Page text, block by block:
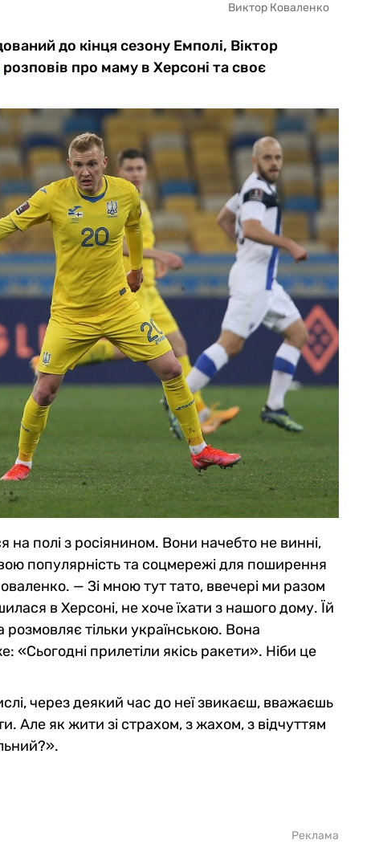
Виктор Коваленко
до кінця сезону Емполі, Віктор
розповів про маму в Херсоні та своє
полі з росіянином. Вони начебто не винні,
популярність та соцмережі для поширення
— Зі мною тут тато, ввечері ми разом
в Херсоні, не хоче їхати з нашого дому. Їй
тільки українською. Вона
«Сьогодні прилетіли якісь ракети». Ніби це
через деякий час до неї звикаєш, вважаєшь
Але як жити зі страхом, з жахом, з відчуттям
Реклама